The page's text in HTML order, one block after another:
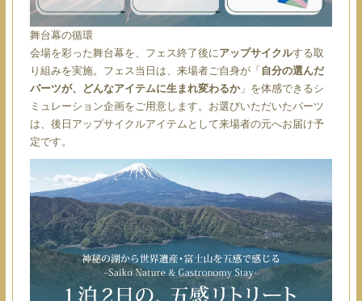
舞台幕の循環
会場を彩った舞台幕を、フェス終了後にアップサイクルする取
り組みを実施。フェス当日は、来場者ご自身が「 自分の選んだ
パーツが、どんなアイテムに生まれ変わるか」を体感できるシ
ミュレーション企画をご用意します。お選びいただいたパーツ
は、後日アップサイクルアイテムとして来場者の元へお届け予
定です。